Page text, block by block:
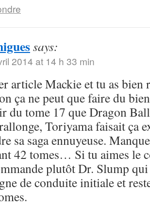
says:
2014 at 14 h 33 min
article Mackie et tu as bien
ça ne peut que faire du
du tome 17 que Dragon
Toriyama faisait ça
sa saga ennuyeuse.
42 tomes… Si tu aimes le
plutôt Dr. Slump qui
de conduite initiale et